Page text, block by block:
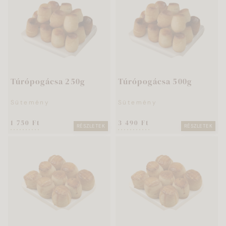
Túrópogácsa 250g
Sütemény
1 750 Ft RÉSZLETEK
Túrópogácsa 500g
Sütemény
3 490 Ft RÉSZLETEK